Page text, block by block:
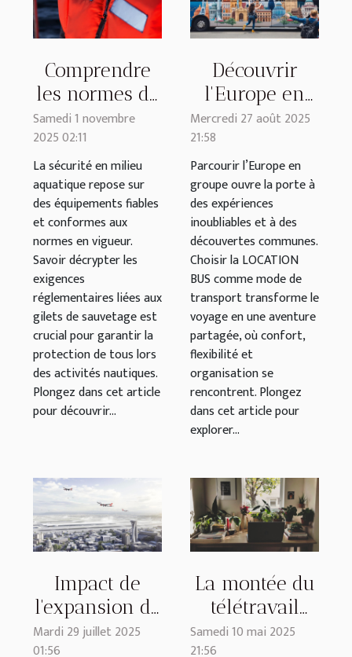
Comprendre
les normes de
sécurité
obligatoires
pour les gilets
de sauvetage
Samedi 1 novembre
2025 02:11
La sécurité en milieu
aquatique repose sur
des équipements fiables
et conformes aux
normes en vigueur.
Savoir décrypter les
exigences
réglementaires liées aux
gilets de sauvetage est
crucial pour garantir la
protection de tous lors
des activités nautiques.
Plongez dans cet article
pour découvrir...
Découvrir
l'Europe en
groupe : optez
location bus
Mercredi 27 août 2025
21:58
Parcourir l’Europe en
groupe ouvre la porte à
des expériences
inoubliables et à des
découvertes communes.
Choisir la LOCATION
BUS comme mode de
transport transforme le
voyage en une aventure
partagée, où confort,
flexibilité et
organisation se
rencontrent. Plongez
dans cet article pour
explorer...
Impact de
l'expansion de
l'aéroport de
Mardi 29 juillet 2025
01:56
La montée du
télétravail
implications
Samedi 10 mai 2025
21:56